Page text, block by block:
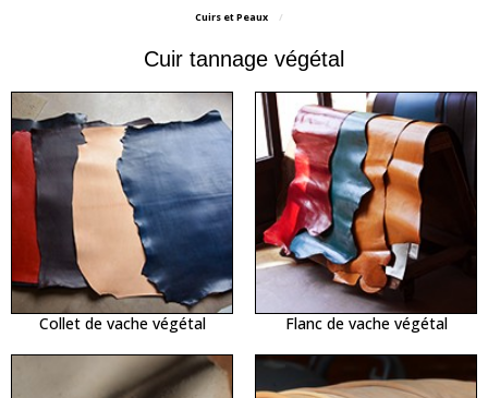
Cuirs et Peaux
Cuir tannage végétal
Collet de vache végétal Flanc de vache végétal